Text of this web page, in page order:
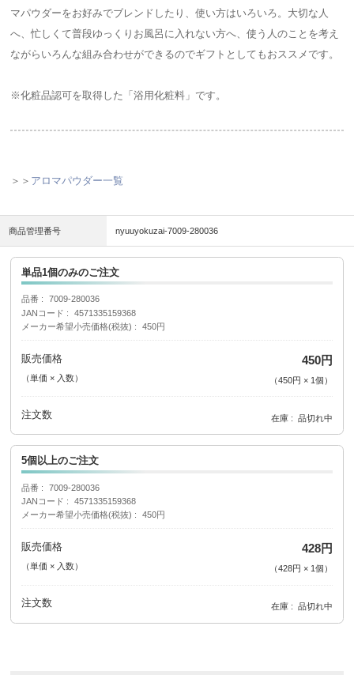
マパウダーをお好みでブレンドしたり、使い方はいろいろ。大切な人
へ、忙しくて普段ゆっくりお風呂に入れない方へ、使う人のことを考え
ながらいろんな組み合わせができるのでギフトとしてもおススメです。
※化粧品認可を取得した「浴用化粧料」です。
＞＞ アロマパウダー一覧
商品管理番号 nyuuyokuzai-7009-280036
単品1個のみのご注文
品番
7009-280036
JANコード
4571335159368
メーカー希望小売価格(税抜)
450円
販売価格
（単価 × 入数）
450円
（450円 × 1個 ）
注文数 在庫 品切れ中
5個以上のご注文
品番
7009-280036
JANコード
4571335159368
メーカー希望小売価格(税抜)
450円
販売価格
（単価 × 入数）
428円
（428円 × 1個 ）
注文数 在庫 品切れ中